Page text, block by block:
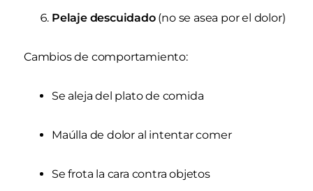
Pelaje descuidado(no se asea por el dolor)
Cambios de comportamiento:
Se aleja del plato de comida
Maúlla de dolor al intentar comer
Se frota la cara contra objetos